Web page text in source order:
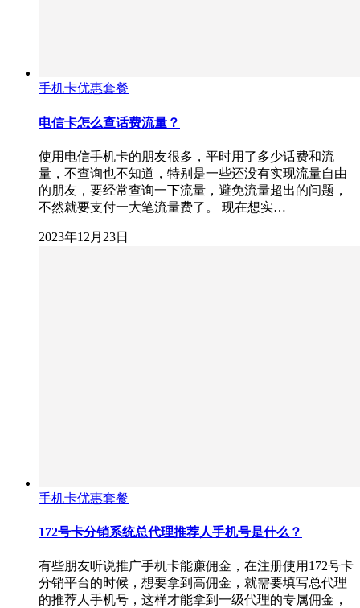
手机卡优惠套餐
电信卡怎么查话费流量？
使用电信手机卡的朋友很多，平时用了多少话费和流
量，不查询也不知道，特别是一些还没有实现流量自由
的朋友，要经常查询一下流量，避免流量超出的问题，
不然就要支付一大笔流量费了。 现在想实…
2023年12月23日
手机卡优惠套餐
172号卡分销系统总代理推荐人手机号是什么？
有些朋友听说推广手机卡能赚佣金，在注册使用172号卡
分销平台的时候，想要拿到高佣金，就需要填写总代理
的推荐人手机号，这样才能拿到一级代理的专属佣金，